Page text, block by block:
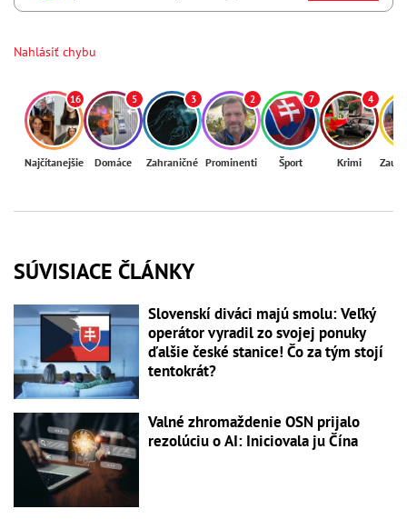
Nahlásiť chybu
16
Najčítanejšie
5
Domáce
3
Zahraničné
2
Prominenti
7
Šport
4
Krimi
SÚVISIACE ČLÁNKY
Slovenskí diváci majú smolu: Veľký
operátor vyradil zo svojej ponuky
ďalšie české stanice! Čo za tým stojí
tentokrát?
Valné zhromaždenie OSN prijalo
rezolúciu o AI: Iniciovala ju Čína